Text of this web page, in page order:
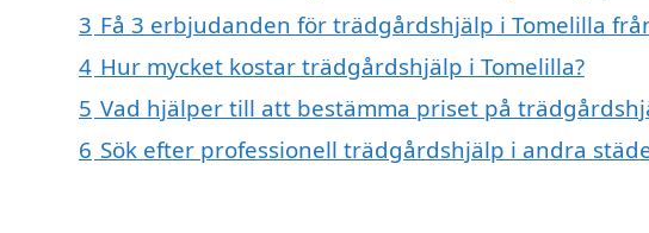
3 Få 3 erbjudanden för trädgårdshjälp i Tomelilla
4 Hur mycket kostar trädgårdshjälp i Tomelilla?
5 Vad hjälper till att bestämma priset på
6 Sök efter professionell trädgårdshjälp i andra